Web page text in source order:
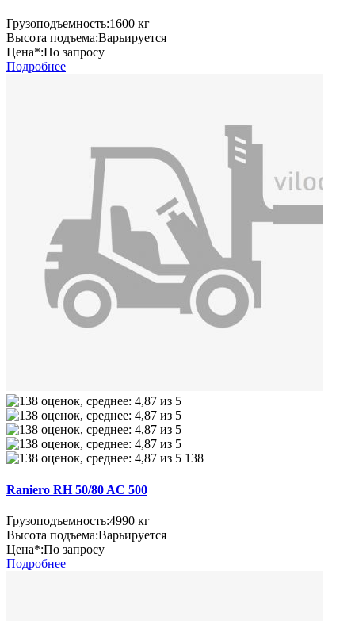
Грузоподъемность:1600 кг
Высота подъема:Варьируется
Цена*:По запросу
Подробнее
138
Raniero RH 50/80 AC 500
Грузоподъемность:4990 кг
Высота подъема:Варьируется
Цена*:По запросу
Подробнее